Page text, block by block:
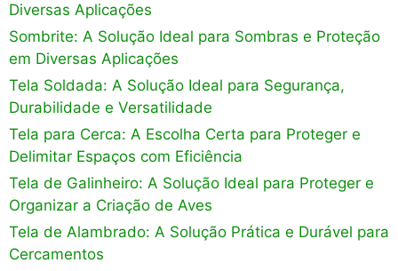
Diversas Aplicações
Sombrite: A Solução Ideal para Sombras e Proteção
em Diversas Aplicações
Tela Soldada: A Solução Ideal para Segurança,
Durabilidade e Versatilidade
Tela para Cerca: A Escolha Certa para Proteger e
Delimitar Espaços com Eficiência
Tela de Galinheiro: A Solução Ideal para Proteger e
Organizar a Criação de Aves
Tela de Alambrado: A Solução Prática e Durável para
Cercamentos